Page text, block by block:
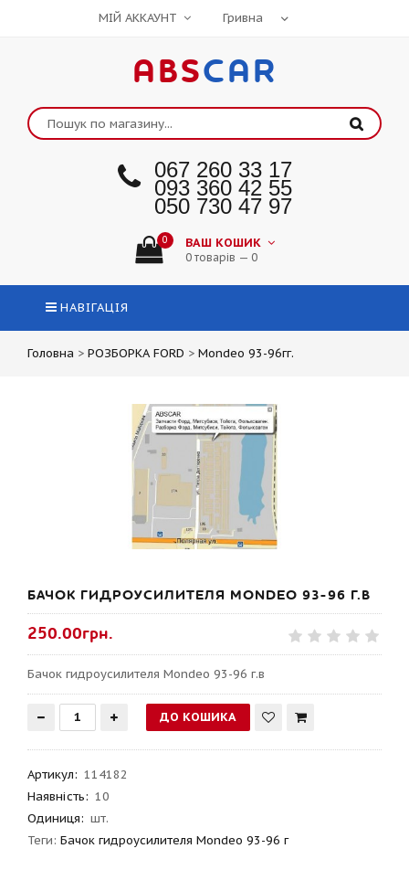
МІЙ АККАУНТ
ABSCAR
067 260 33 17
093 360 42 55
050 730 47 97
0 ВАШ КОШИК
0 товарів — 0
НАВІГАЦІЯ
Головна > РОЗБОРКА FORD > Mondeo 93-96гг.
БАЧОК ГИДРОУСИЛИТЕЛЯ MONDEO 93-96 Г.В
250.00грн.
Бачок гидроусилителя Mondeo 93-96 г.в
Артикул: 114182
Наявність: 10
Одиниця: шт.
Теги: Бачок гидроусилителя Mondeo 93-96 г